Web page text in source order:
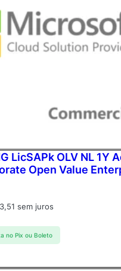
LicSAPk OLV NL 1Y
Open Value
sem juros
no Pix ou Boleto